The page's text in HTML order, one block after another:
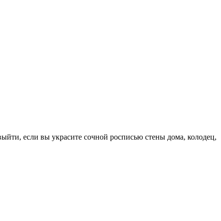
если вы украсите сочной росписью стены дома, колодец,